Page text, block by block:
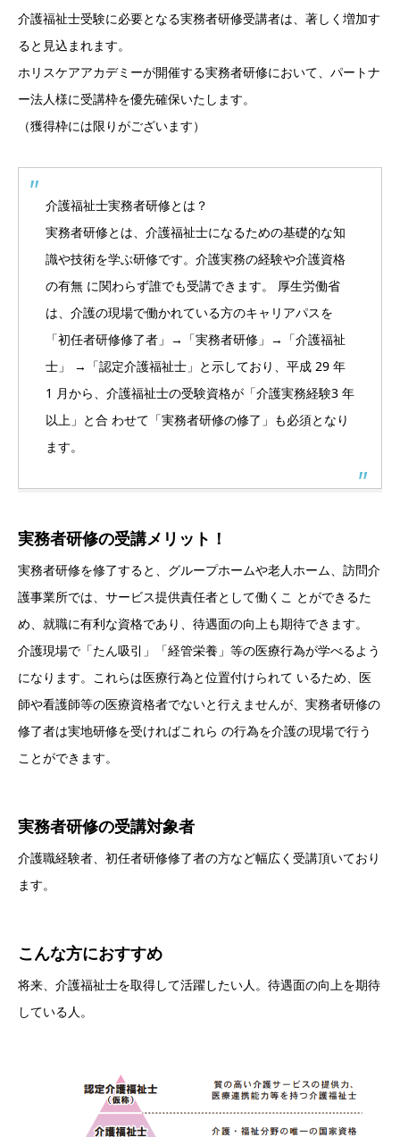
介護福祉士受験に必要となる実務者研修受講者は、著しく増加す
ると見込まれます。
ホリスケアアカデミーが開催する実務者研修において、パートナ
ー法人様に受講枠を優先確保いたします。
（獲得枠には限りがございます）
介護福祉士実務者研修とは？
実務者研修とは、介護福祉士になるための基礎的な知
識や技術を学ぶ研修です。介護実務の経験や介護資格
の有無 に関わらず誰でも受講できます。 厚生労働省
は、介護の現場で働かれている方のキャリアパスを
「初任者研修修了者」→「実務者研修」→「介護福祉
士」 →「認定介護福祉士」と示しており、平成 29 年
1 月から、介護福祉士の受験資格が「介護実務経験3 年
以上」と合 わせて「実務者研修の修了」も必須となり
ます。
実務者研修の受講メリット！
実務者研修を修了すると、グループホームや老人ホーム、訪問介
護事業所では、サービス提供責任者として働くこ とができるた
め、就職に有利な資格であり、待遇面の向上も期待できます。
介護現場で「たん吸引」「経管栄養」等の医療行為が学べるよう
になります。これらは医療行為と位置付けられて いるため、医
師や看護師等の医療資格者でないと行えませんが、実務者研修の
修了者は実地研修を受ければこれら の行為を介護の現場で行う
ことができます。
実務者研修の受講対象者
介護職経験者、初任者研修修了者の方など幅広く受講頂いており
ます。
こんな方におすすめ
将来、介護福祉士を取得して活躍したい人。待遇面の向上を期待
している人。